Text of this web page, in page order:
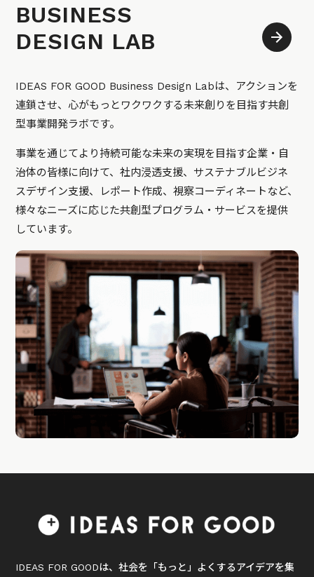
BUSINESS
DESIGN LAB
IDEAS FOR GOOD Business Design Labは、アクションを
連鎖させ、心がもっとワクワクする未来創りを目指す共創
型事業開発ラボです。
事業を通じてより持続可能な未来の実現を目指す企業・自
治体の皆様に向けて、社内浸透支援、サステナブルビジネ
スデザイン支援、レポート作成、視察コーディネートなど、
様々なニーズに応じた共創型プログラム・サービスを提供
しています。
IDEAS FOR GOODは、社会を「もっと」よくするアイデアを集